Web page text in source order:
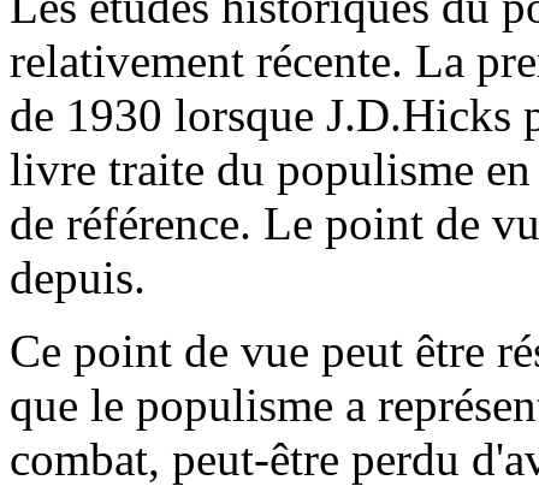
relativement récente. La
de 1930 lorsque J.D.Hicks
livre traite du populisme
de référence. Le point de
depuis.
Ce point de vue peut être
que le populisme a
combat, peut-être perdu